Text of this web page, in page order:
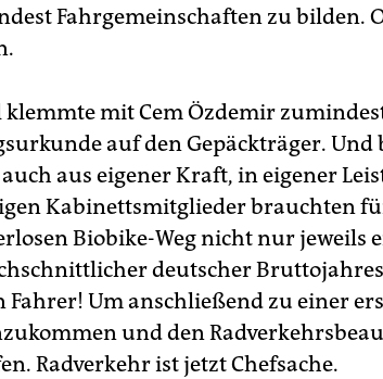
Fahrgemeinschaften zu bilden.
klemmte mit Cem Özdemir
auf den Gepäckträger. Und
auch aus eigener Kraft, in eigener
Kabinettsmitglieder brauchten
Biobike-Weg nicht nur jeweils
deutscher
Fahrer! Um anschließend zu einer
und den
Radverkehr ist jetzt Chefsache.